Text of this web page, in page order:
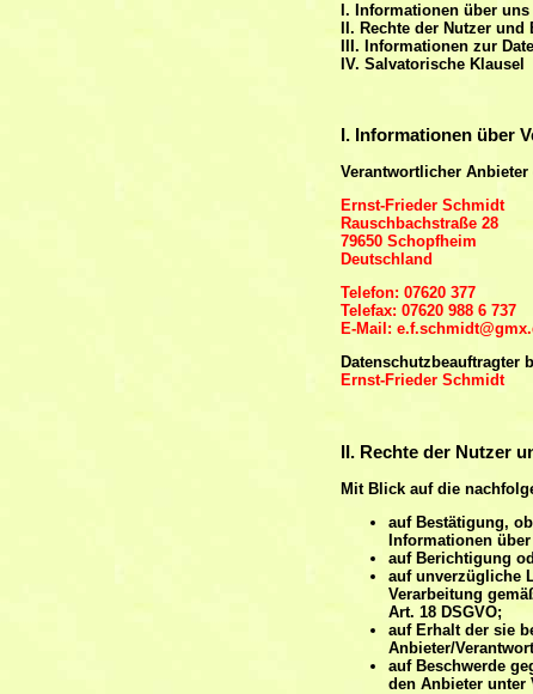
I. Informationen über
II. Rechte der Nutzer und
III. Informationen zur
IV. Salvatorische Klausel
I. Informationen über
Verantwortlicher
Ernst-Frieder Schmidt
Rauschbachstraße 28
79650 Schopfheim
Deutschland
Telefon: 07620 377
Telefax: 07620 988 6 737
E-Mail:
Datenschutzbeauftragter
Ernst-Frieder Schmidt
II. Rechte der Nutzer
Mit Blick auf die
auf Bestätigung,
Informationen
auf Berichtigung
auf unverzügliche
Verarbeitung
Art. 18 DSGVO;
auf Erhalt der sie
Anbieter/
auf Beschwerde
den Anbieter unter